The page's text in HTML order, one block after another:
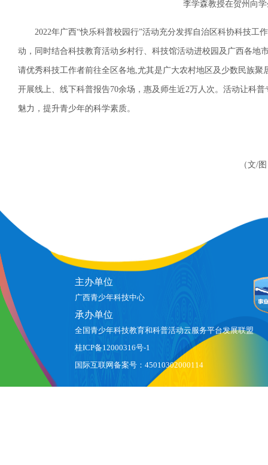
李学森教授在贺州向
2022年广西“快乐科普校园行”活动充分发挥自治区科协科技工
动，同时结合科技教育活动乡村行、科技馆活动进校园及广西各
请优秀科技工作者前往全区各地,尤其是广大农村地区及少数民族
开展线上、线下科普报告70余场，惠及师生近2万人次。活动让科
魅力，提升青少年的科学素质。
（文/
主办单位
广西青少年科技中心
承办单位
全国青少年科技教育和科普活动云服务平台发展联盟
桂ICP备12000316号-1
国际互联网备案号：45010302000114